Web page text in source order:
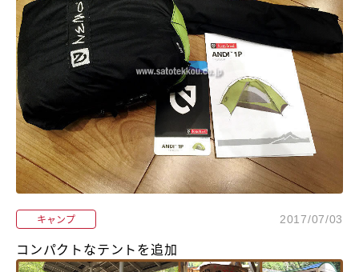
キャンプ 2017/07/03
コンパクトなテントを追加